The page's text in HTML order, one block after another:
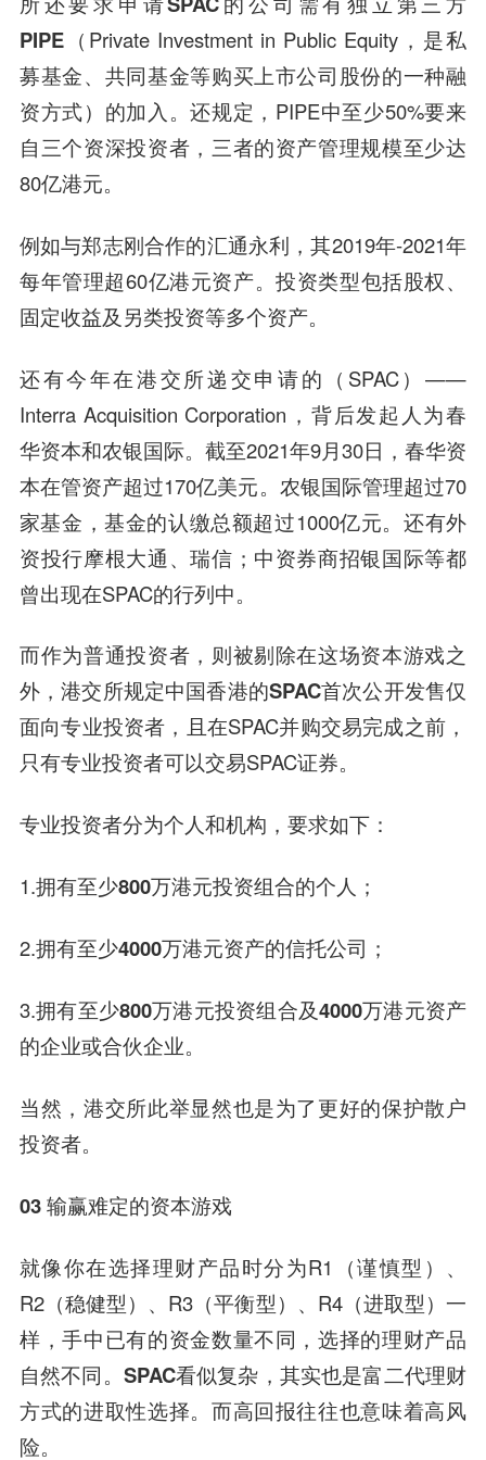
PIPE（ Private Investment in Public Equity，是私
募基金、共同基金等购买上市公司股份的一种融
资方式）的加入。还规定，PIPE中至少50%要来
自三个资深投资者，三者的资产管理规模至少达
80亿港元。
例如与郑志刚合作的汇通永利，其2019年-2021年
每年管理超60亿港元资产。投资类型包括股权、
固定收益及另类投资等多个资产。
还有今年在港交所递交申请的（SPAC）——
Interra Acquisition Corporation，背后发起人为春
华资本和农银国际。截至2021年9月30日，春华资
本在管资产超过170亿美元。农银国际管理超过70
家基金，基金的认缴总额超过1000亿元。还有外
资投行摩根大通、瑞信；中资券商招银国际等都
曾出现在SPAC的行列中。
而作为普通投资者，则被剔除在这场资本游戏之
外，港交所规定中国香港的SPAC首次公开发售仅
面向专业投资者 ，且在SPAC并购交易完成之前，
只有专业投资者可以交易SPAC证券。
专业投资者分为个人和机构，要求如下：
1.拥有至少800万港元投资组合的个人；
2.拥有至少4000万港元资产的信托公司；
3.拥有至少800万港元投资组合及4000万港元资产
的企业或合伙企业。
当然，港交所此举显然也是为了更好的保护散户
投资者。
03 输赢难定的资本游戏
就像你在选择理财产品时分为R1（谨慎型）、
R2（稳健型）、R3（平衡型）、R4（进取型）一
样，手中已有的资金数量不同，选择的理财产品
自然不同。 SPAC看似复杂，其实也是富二代理财
方式的进取性选择。而高回报往往也意味着高风
险。